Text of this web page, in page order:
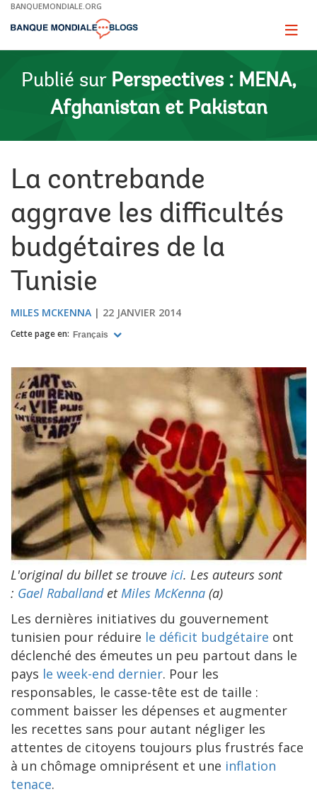
Skip
Main
BANQUEMONDIALE.ORG
Page
Publié sur Perspectives : MENA,
Afghanistan et Pakistan
La contrebande
aggrave les difficultés
budgétaires de la
Tunisie
MILES MCKENNA 22 JANVIER 2014
Cette page en: Français
L'original du billet se trouve ici. Les auteurs sont
: Gael RaballandetMiles McKenna (a)
Les dernières initiatives du gouvernement
tunisien pour réduire le déficit budgétaire ont
déclenché des émeutes un peu partout dans le
pays le week-end dernier. Pour les
responsables, le casse-tête est de taille :
comment baisser les dépenses et augmenter
les recettes sans pour autant négliger les
attentes de citoyens toujours plus frustrés face
à un chômage omniprésent et une inflation
tenace.